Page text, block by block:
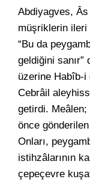
Abdiyagves,
müşriklerin ileri
“Bu da
geldiğini
üzerine Habîb-i
Cebrâil
getirdi. Meâlen;
önce
Onları,
istihzâlarının
çepeçevre